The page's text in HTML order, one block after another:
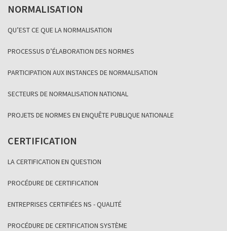
NORMALISATION
QU’EST CE QUE LA NORMALISATION
PROCESSUS D’ÉLABORATION DES NORMES
PARTICIPATION AUX INSTANCES DE NORMALISATION
SECTEURS DE NORMALISATION NATIONAL
PROJETS DE NORMES EN ENQUÊTE PUBLIQUE NATIONALE
CERTIFICATION
LA CERTIFICATION EN QUESTION
PROCÉDURE DE CERTIFICATION
ENTREPRISES CERTIFIÉES NS - QUALITÉ
PROCÉDURE DE CERTIFICATION SYSTÈME